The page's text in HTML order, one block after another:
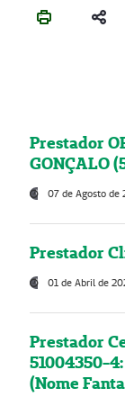
Prestador
GONÇALO
07 de Agosto de
Prestador
01 de Abril de
Prestador
51004350-
(Nome